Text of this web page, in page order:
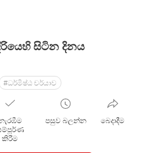
සිටින දිනය
#ධර්මිෂ්ඨ චර්යාව
කිරීම
පසුව බලන්න බෙදාදීම